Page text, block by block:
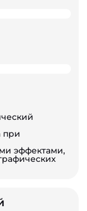
при
эффектами,